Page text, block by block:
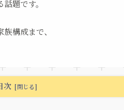
題です。
構成まで、
次